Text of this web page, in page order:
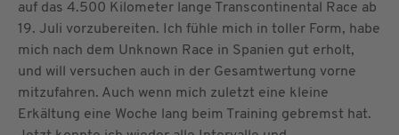
auf das 4.500 Kilometer lange Transcontinental Race ab
19. Juli vorzubereiten. Ich fühle mich in toller Form, habe
mich nach dem Unknown Race in Spanien gut erholt,
und will versuchen auch in der Gesamtwertung vorne
mitzufahren. Auch wenn mich zuletzt eine kleine
Erkältung eine Woche lang beim Training gebremst hat.